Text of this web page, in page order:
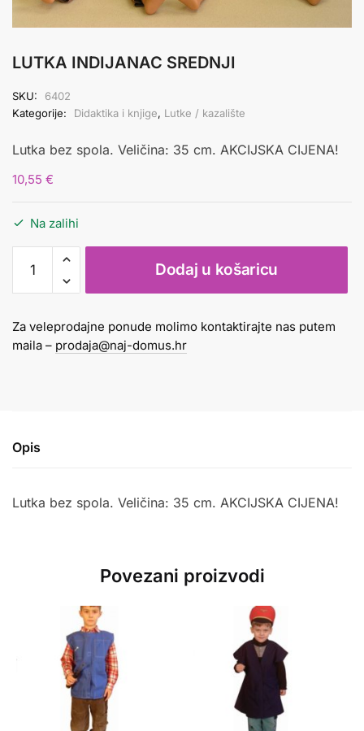
LUTKA INDIJANAC SREDNJI
SKU:
6402
Kategorije:
Didaktika i knjige, Lutke / kazalište
Lutka bez spola. Veličina: 35 cm. AKCIJSKA CIJENA!
10,55 €
Na zalihi
INDIJANAC
SREDNJI
Dodaj u košaricu
Za veleprodajne ponude molimo kontaktirajte nas putem
maila – prodaja@naj-domus.hr
Opis
Lutka bez spola. Veličina: 35 cm. AKCIJSKA CIJENA!
Povezani proizvodi